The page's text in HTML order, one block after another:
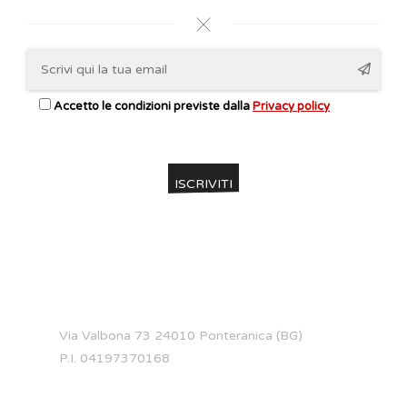
Accetto le condizioni previste dallaPrivacy policy
Via Valbona 73 24010 Ponteranica (BG)
P.I. 04197370168